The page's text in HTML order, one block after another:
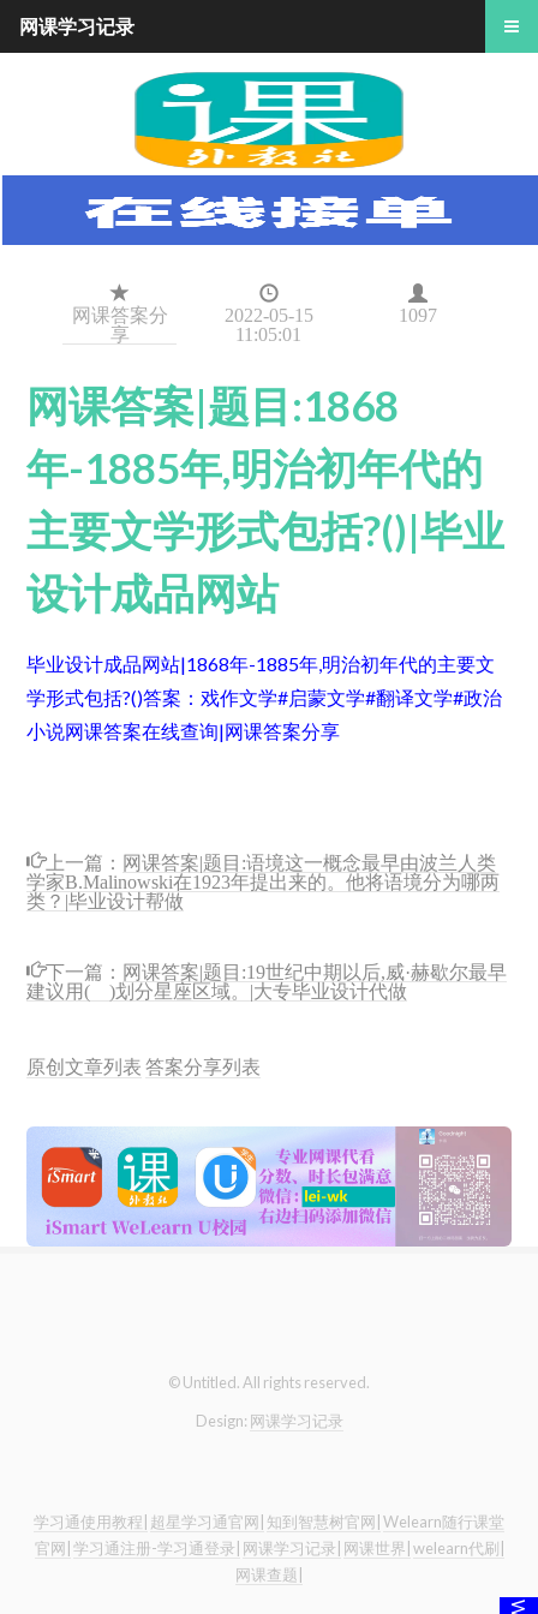
网课答案分
享
2022-05-15
11:05:01
1097
网课答案|题目:1868
年-1885年,明治初年代的
主要文学形式包括?()|毕业
设计成品网站
毕业设计成品网站|1868年-1885年,明治初年代的主要文
学形式包括?()答案：戏作文学#启蒙文学#翻译文学#政治
小说网课答案在线查询|网课答案分享
上一篇： 网课答案|题目:语境这一概念最早由波兰人类
学家B.Malinowski在1923年提出来的。他将语境分为哪两
类？|毕业设计帮做
下一篇： 网课答案|题目:19世纪中期以后,威·赫歇尔最早
建议用( )划分星座区域。|大专毕业设计代做
原创文章列表 答案分享列表
© Untitled. All rights reserved.
Design: 网课学习记录
学习通使用教程| 超星学习通官网| 知到智慧树官网| Welearn随行课堂
官网| 学习通注册-学习通登录| 网课学习记录| 网课世界| welearn代刷|
网课查题|
网课学习记录